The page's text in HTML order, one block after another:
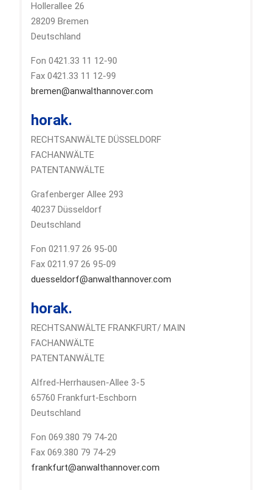
Hollerallee 26
28209 Bremen
Deutschland
Fon 0421.33 11 12-90
Fax 0421.33 11 12-99
bremen@anwalthannover.com
horak.
RECHTSANWÄLTE DÜSSELDORF
FACHANWÄLTE
PATENTANWÄLTE
Grafenberger Allee 293
40237 Düsseldorf
Deutschland
Fon 0211.97 26 95-00
Fax 0211.97 26 95-09
duesseldorf@anwalthannover.com
horak.
RECHTSANWÄLTE FRANKFURT/ MAIN
FACHANWÄLTE
PATENTANWÄLTE
Alfred-Herrhausen-Allee 3-5
65760 Frankfurt-Eschborn
Deutschland
Fon 069.380 79 74-20
Fax 069.380 79 74-29
frankfurt@anwalthannover.com